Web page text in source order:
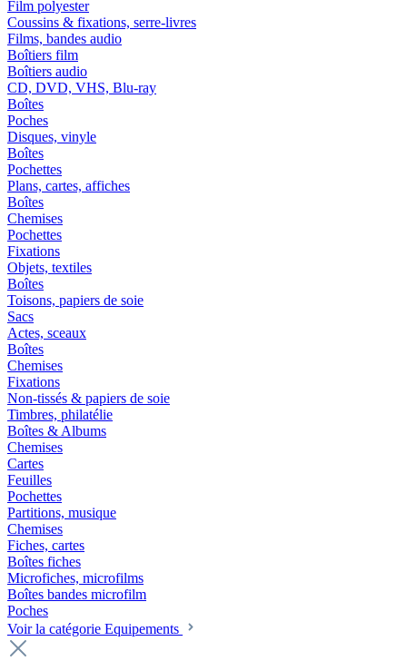
Film polyester
Coussins & fixations, serre-livres
Films, bandes audio
Boîtiers film
Boîtiers audio
CD, DVD, VHS, Blu-ray
Boîtes
Poches
Disques, vinyle
Boîtes
Pochettes
Plans, cartes, affiches
Boîtes
Chemises
Pochettes
Fixations
Objets, textiles
Boîtes
Toisons, papiers de soie
Sacs
Actes, sceaux
Boîtes
Chemises
Fixations
Non-tissés & papiers de soie
Timbres, philatélie
Boîtes & Albums
Chemises
Cartes
Feuilles
Pochettes
Partitions, musique
Chemises
Fiches, cartes
Boîtes fiches
Microfiches, microfilms
Boîtes bandes microfilm
Poches
Voir la catégorie Equipements